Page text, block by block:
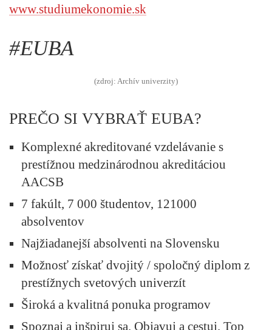
www.studiumekonomie.sk
#EUBA
(zdroj: Archív univerzity)
PREČO SI VYBRAŤ EUBA?
Komplexné akreditované vzdelávanie s
prestížnou medzinárodnou akreditáciou
AACSB
7 fakúlt, 7 000 študentov, 121000
absolventov
Najžiadanejší absolventi na Slovensku
Možnosť získať dvojitý / spoločný diplom z
prestížnych svetových univerzít
Široká a kvalitná ponuka programov
Spoznaj a inšpiruj sa. Objavuj a cestuj. Top